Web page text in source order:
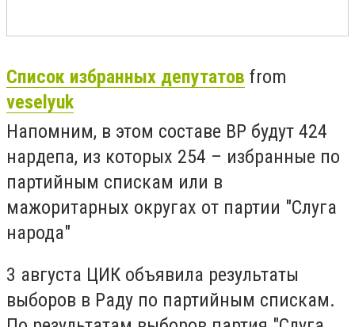
Список избранных депутатов from
veselyuk
Напомним, в этом составе ВР будут 424
нардепа, из которых 254 – избранные по
партийным спискам или в
мажоритарных округах от партии "Слуга
народа"
3 августа ЦИК объявила результаты
выборов в Раду по партийным спискам.